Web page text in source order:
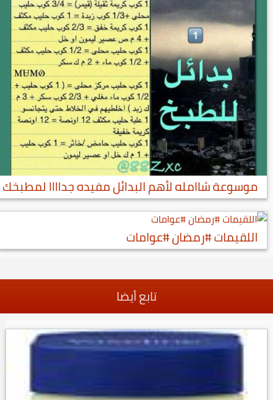
موسوعة شاامله لأهم البدائل مفيده جداااا لمطبخك
اللقيمات #رمضان #عوامات
تابع أيضا